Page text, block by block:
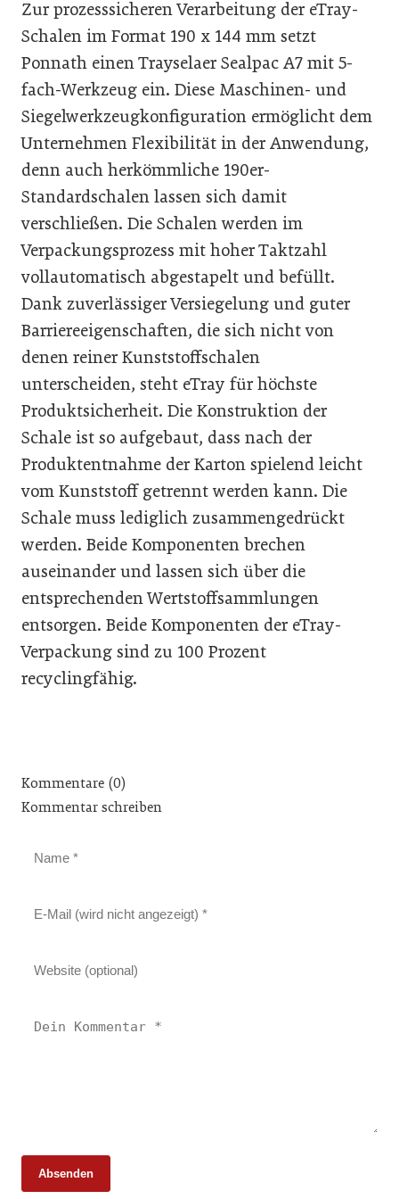
Zur prozesssicheren Verarbeitung der eTray-
Schalen im Format 190 x 144 mm setzt
Ponnath einen Trayselaer Sealpac A7 mit 5-
fach-Werkzeug ein. Diese Maschinen- und
Siegelwerkzeugkonfiguration ermöglicht dem
Unternehmen Flexibilität in der Anwendung,
denn auch herkömmliche 190er-
Standardschalen lassen sich damit
verschließen. Die Schalen werden im
Verpackungsprozess mit hoher Taktzahl
vollautomatisch abgestapelt und befüllt.
Dank zuverlässiger Versiegelung und guter
Barriereeigenschaften, die sich nicht von
denen reiner Kunststoffschalen
unterscheiden, steht eTray für höchste
Produktsicherheit. Die Konstruktion der
Schale ist so aufgebaut, dass nach der
Produktentnahme der Karton spielend leicht
vom Kunststoff getrennt werden kann. Die
Schale muss lediglich zusammengedrückt
werden. Beide Komponenten brechen
auseinander und lassen sich über die
entsprechenden Wertstoffsammlungen
entsorgen. Beide Komponenten der eTray-
Verpackung sind zu 100 Prozent
recyclingfähig.
Kommentare (0)
Kommentar schreiben
Absenden